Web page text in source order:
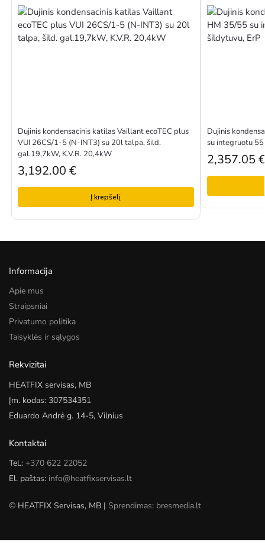
Dujinis kondensacinis katilas Vaillant ecoTEC plus
VUI 26CS/1-5 (N-INT3) su 20l talpa, šild.
gal.19,7kW, K.V.R. 20,4kW
3,192.00 €
Į krepšelį
Dujinis
su integruotu
2,357.05 €
Informacija
Apie mus
Straipsniai
Privatumo politika
Taisyklės ir sąlygos
Rekvizitai
HEATFIX servisas, MB
Įm. kodas: 307534351
Eduardo Andrė g. 14-5, Vilnius
Kontaktai
Tel.: +370 622 22052
El. paštas: info@heatfixservisas.lt
© HEATFIX Servisas, MB | Sprendimas: bresmedia.lt